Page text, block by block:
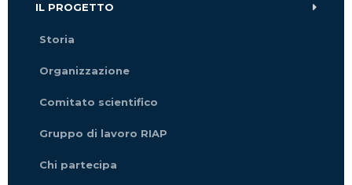
IL PROGETTO
Storia
Organizzazione
Comitato scientifico
Gruppo di lavoro RIAP
Chi partecipa